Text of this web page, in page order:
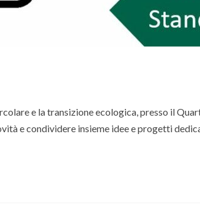
e la transizione ecologica, presso il
e condividere insieme idee e progetti